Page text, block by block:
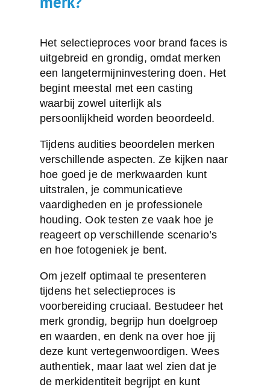
Het selectieproces voor brand faces is
uitgebreid en grondig, omdat merken
een langetermijninvestering doen. Het
begint meestal met een casting
waarbij zowel uiterlijk als
persoonlijkheid worden beoordeeld.
Tijdens audities beoordelen merken
verschillende aspecten. Ze kijken naar
hoe goed je de merkwaarden kunt
uitstralen, je communicatieve
vaardigheden en je professionele
houding. Ook testen ze vaak hoe je
reageert op verschillende scenario’s
en hoe fotogeniek je bent.
Om jezelf optimaal te presenteren
tijdens het selectieproces is
voorbereiding cruciaal. Bestudeer het
merk grondig, begrijp hun doelgroep
en waarden, en denk na over hoe jij
deze kunt vertegenwoordigen. Wees
authentiek, maar laat wel zien dat je
de merkidentiteit begrijpt en kunt